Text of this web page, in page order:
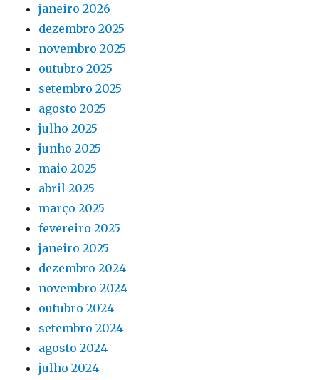
janeiro 2026
dezembro 2025
novembro 2025
outubro 2025
setembro 2025
agosto 2025
julho 2025
junho 2025
maio 2025
abril 2025
março 2025
fevereiro 2025
janeiro 2025
dezembro 2024
novembro 2024
outubro 2024
setembro 2024
agosto 2024
julho 2024